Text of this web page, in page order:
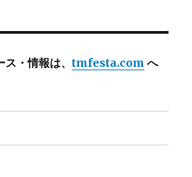
ス・情報は、tmfesta.com へ